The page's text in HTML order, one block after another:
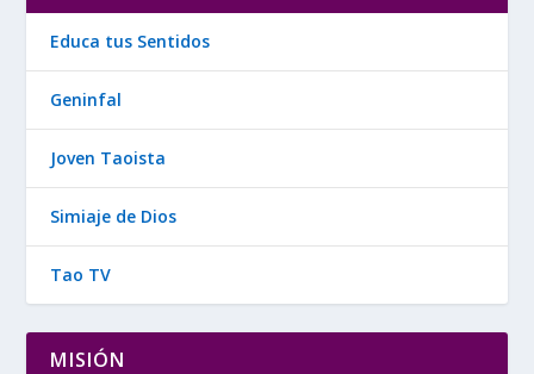
Educa tus Sentidos
Geninfal
Joven Taoista
Simiaje de Dios
Tao TV
MISIÓN